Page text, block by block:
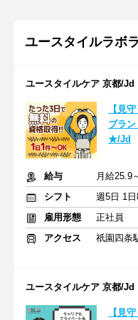
ユースタイルラボ
ユースタイルケア 京都/Jd
【見
ブラ
★/Jd
給与
シフト
週5日 1
雇用形態
正社員
アクセス
祇園四条
ユースタイルケア 京都/Jd
【見